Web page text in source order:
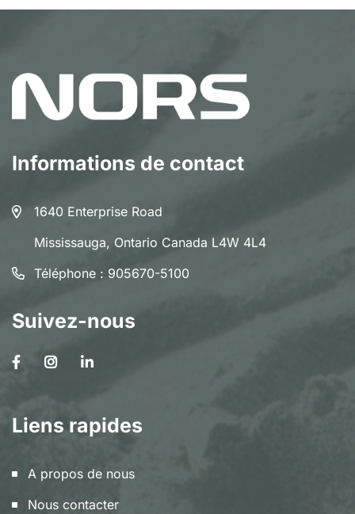
Informations de contact
1640 Enterprise Road
Mississauga, Ontario Canada L4W 4L4
Téléphone : 905670-5100
Suivez-nous
Liens rapides
A propos de nous
Nous contacter